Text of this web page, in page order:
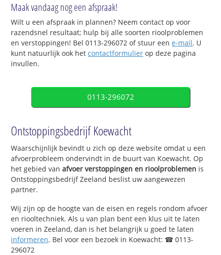
Maak vandaag nog een afspraak!
Wilt u een afspraak in plannen? Neem contact op voor
razendsnel resultaat; hulp bij alle soorten rioolproblemen
en verstoppingen! Bel 0113-296072 of stuur eene-mail. U
kunt natuurlijk ook hetcontactformulier op deze pagina
invullen.
0113-296072
Ontstoppingsbedrijf Koewacht
Waarschijnlijk bevindt u zich op deze website omdat u een
afvoerprobleem ondervindt in de buurt van Koewacht. Op
het gebied vanafvoer verstoppingen en rioolproblemen is
Ontstoppingsbedrijf Zeeland beslist uw aangewezen
partner.
Wij zijn op de hoogte van de eisen en regels rondom afvoer
en riooltechniek. Als u van plan bent een klus uit te laten
voeren in Zeeland, dan is het belangrijk u goed te laten
informeren. Bel voor een bezoek in Koewacht: ☎ 0113-
296072